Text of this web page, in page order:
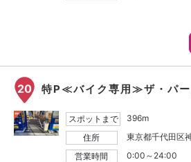
20 特P≪バイク専用≫ザ・パー
スポットまで
396m
住所
東京都千代田区
営業時間
0:00～24:00